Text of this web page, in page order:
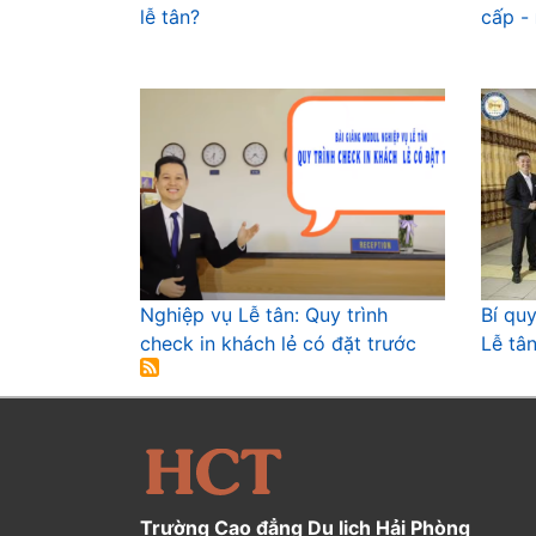
lễ tân?
cấp -
Nghiệp vụ Lễ tân: Quy trình
check in khách lẻ có đặt trước
Bí
Lễ
Trường Cao đẳng Du lịch Hải Phòng